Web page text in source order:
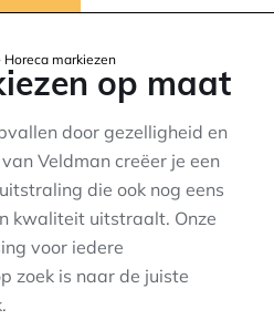
Projecten
Showroom
Contact
Horeca markiezenop maat
door gezelligheid en
Veldman creëer je een
die ook nog eens
kwaliteit uitstraalt. Onze
voor iedere
zoek is naar de juiste